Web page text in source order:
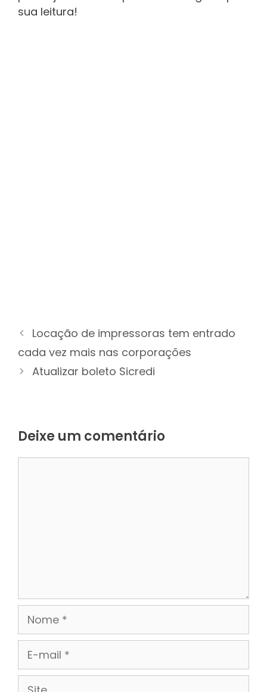
sua leitura!
Locação de impressoras tem entrado
cada vez mais nas corporações
Atualizar boleto Sicredi
Deixe um comentário
Nome
E-
Site